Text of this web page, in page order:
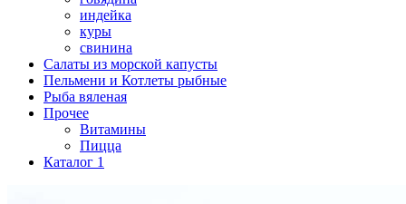
индейка
куры
свинина
Салаты из морской капусты
Пельмени и Котлеты рыбные
Рыба вяленая
Прочее
Витамины
Пицца
Каталог 1